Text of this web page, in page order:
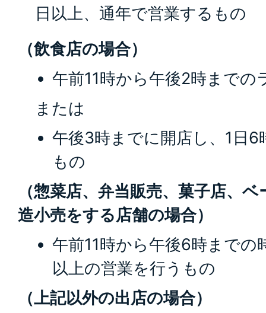
日以上、通年で営業するもの
（飲食店の場合）
午前11時から午後2時までの
または
午後3時までに開店し、1日6
もの
（惣菜店、弁当販売、菓子店、
造小売をする店舗の場合）
午前11時から午後6時までの
以上の営業を行うもの
（上記以外の出店の場合）